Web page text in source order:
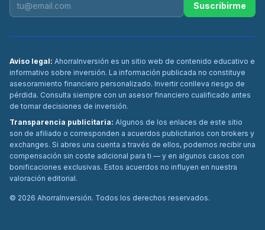
Suscribirme
Aviso legal: AhorraInversión es un sitio web de contenido educativo e
informativo sobre inversión. La información publicada no constituye
asesoramiento financiero personalizado. Invertir conlleva riesgo de
pérdida. Consulta siempre con un asesor financiero cualificado antes
de tomar decisiones de inversión.
Transparencia publicitaria: Algunos de los enlaces de este sitio
son de afiliado o corresponden a acuerdos publicitarios con brokers y
exchanges. Si abres una cuenta a través de ellos, podemos recibir una
compensación sin coste adicional para ti — y en algunos casos con
bonificaciones exclusivas. Estos acuerdos no influyen en nuestra
valoración editorial.
© 2026 AhorraInversión. Todos los derechos reservados.